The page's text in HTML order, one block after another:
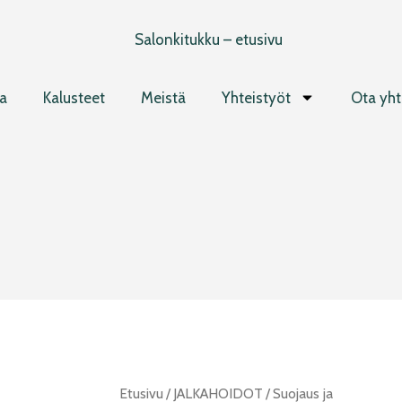
Kalusteet Meistä Yhteistyöt Ota
Etusivu / JALKAHOIDOT /Suojaus ja
Femell